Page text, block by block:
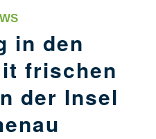
in den
frischen
der Insel